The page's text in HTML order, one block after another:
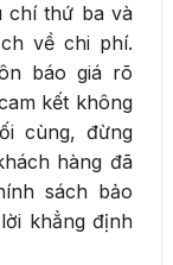
chí thứ ba và
về chi phí.
báo giá rõ
kết không
cùng, đừng
hàng đã
sách bảo
khẳng định